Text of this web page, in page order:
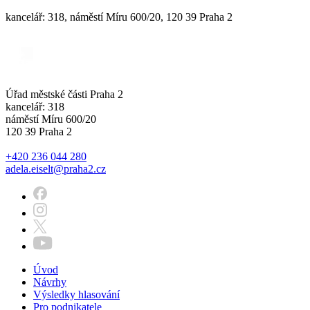
kancelář: 318, náměstí Míru 600/20, 120 39 Praha 2
Úřad městské části Praha 2
kancelář: 318
náměstí Míru 600/20
120 39 Praha 2
+420 236 044 280
adela.eiselt@praha2.cz
Úvod
Návrhy
Výsledky hlasování
Pro podnikatele